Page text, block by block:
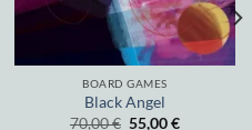
BOARD GAMES
Black Angel
70,00€ 55,00€